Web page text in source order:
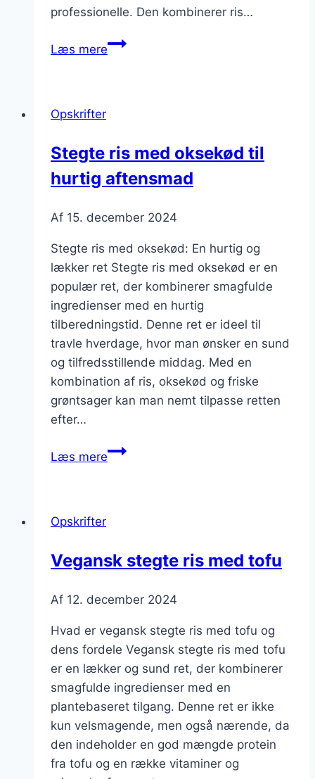
professionelle. Den kombinerer ris…
Læs mereStegte
Opskrifter
Stegte ris med oksekød til
hurtig aftensmad
Af 15. december 2024
Stegte ris med oksekød: En hurtig og
lækker ret Stegte ris med oksekød er en
populær ret, der kombinerer smagfulde
ingredienser med en hurtig
tilberedningstid. Denne ret er ideel til
travle hverdage, hvor man ønsker en sund
og tilfredsstillende middag. Med en
kombination af ris, oksekød og friske
grøntsager kan man nemt tilpasse retten
efter…
Læs mereStegte
aftensmad
Opskrifter
Vegansk stegte ris med tofu
Af 12. december 2024
Hvad er vegansk stegte ris med tofu og
dens fordele Vegansk stegte ris med tofu
er en lækker og sund ret, der kombinerer
smagfulde ingredienser med en
plantebaseret tilgang. Denne ret er ikke
kun velsmagende, men også nærende, da
den indeholder en god mængde protein
fra tofu og en række vitaminer og